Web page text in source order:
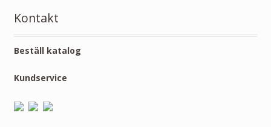
Kontakt
Beställ katalog
Kundservice